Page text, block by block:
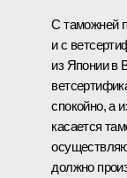
С таможней
и с
из Японии в
спокойно, а
касается
должно